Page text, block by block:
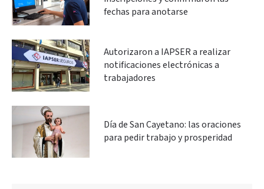
fechas para anotarse
Autorizaron a IAPSER a realizar
notificaciones electrónicas a
trabajadores
Día de San Cayetano: las oraciones
para pedir trabajo y prosperidad